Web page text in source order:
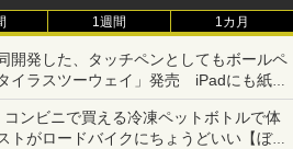
1週間 1カ月
開発した、タッチペンとしてもボールペ
イラスツーウェイ」発売 iPadにも紙に
める
ンビニで買える冷凍ペットボトルで体
トがロードバイクにちょうどいい【ぼっ